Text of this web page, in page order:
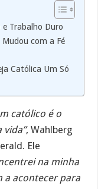
Trabalho Duro
com a Fé
Católica Um Só
católico é o
vida”, Wahlberg
Ele
na minha
a acontecer para